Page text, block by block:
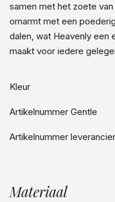
samen met het zoete
omarmt met een
dalen, wat Heavenly een
maakt voor iedere
Kleur
Artikelnummer Gentle
Artikelnummer leverancier
Materiaal